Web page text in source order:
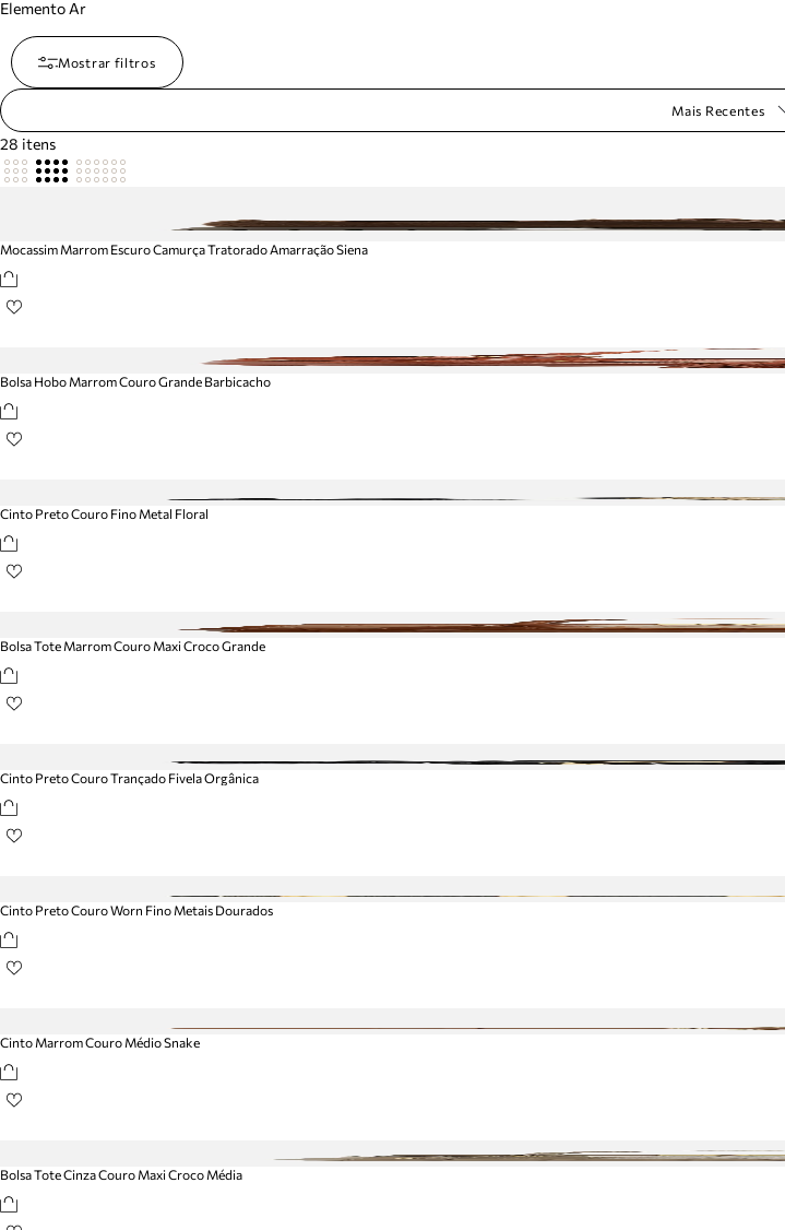
Elemento Ar
Mostrar filtros
Mais Recentes
28 itens
Mocassim Marrom Escuro Camurça Tratorado Amarração Siena
Bolsa Hobo Marrom Couro Grande Barbicacho
Cinto Preto Couro Fino Metal Floral
Bolsa Tote Marrom Couro Maxi Croco Grande
Cinto Preto Couro Trançado Fivela Orgânica
Cinto Preto Couro Worn Fino Metais Dourados
Cinto Marrom Couro Médio Snake
Bolsa Tote Cinza Couro Maxi Croco Média